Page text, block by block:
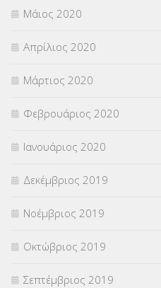
Μάιος 2020
Απρίλιος 2020
Μάρτιος 2020
Φεβρουάριος 2020
Ιανουάριος 2020
Δεκέμβριος 2019
Νοέμβριος 2019
Οκτώβριος 2019
Σεπτέμβριος 2019